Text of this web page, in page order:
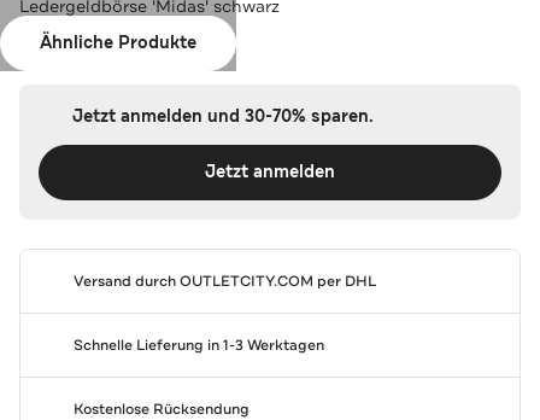
Ähnliche Produkte
Ledergeldbörse 'Midas' schwarz
Farbe:schwarz
Jetzt anmelden und 30-70% sparen.
Jetzt anmelden
Versand durchOUTLETCITY.COM per DHL
Schnelle Lieferung in 1-3 Werktagen
Kostenlose Rücksendung